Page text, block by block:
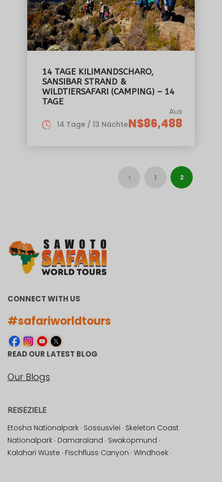
14 TAGE KILIMANDSCHARO,
SANSIBAR STRAND &
WILDTIERSAFARI (CAMPING) – 14
TAGE
Aus
N$86,488
14 Tage / 13 Nächte
1 2
CONNECT WITH US
#safariworldtours
READ OUR LATEST BLOG
Our Blogs
REISEZIELE
Etosha Nationalpark · Sossusvlei · Skeleton Coast
Nationalpark · Damaraland · Swakopmund ·
Kalahari Wüste · Fischfluss Canyon · Windhoek ·